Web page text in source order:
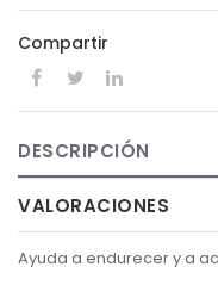
Compartir
DESCRIPCIÓN
VALORACIONES
Ayuda a endurecer y a